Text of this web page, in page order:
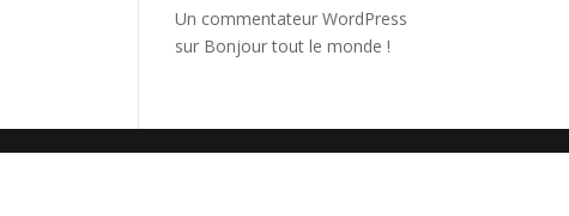
Un commentateur WordPress
sur Bonjour tout le monde !